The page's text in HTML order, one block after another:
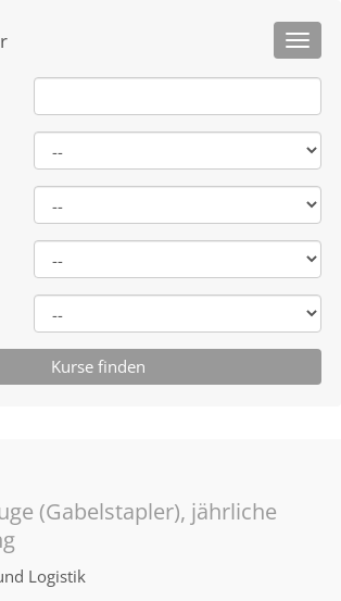
(Gabelstapler), jährliche
Logistik